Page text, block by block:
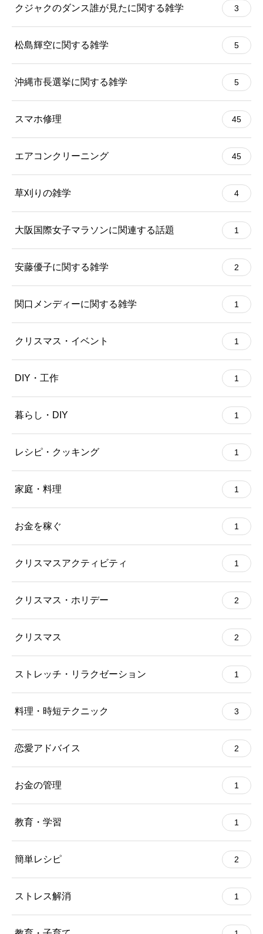
クジャクのダンス誰が見たに関する雑学 3
松島輝空に関する雑学 5
沖縄市長選挙に関する雑学 5
スマホ修理 45
エアコンクリーニング 45
草刈りの雑学 4
大阪国際女子マラソンに関連する話題 1
安藤優子に関する雑学 2
関口メンディーに関する雑学 1
クリスマス・イベント 1
DIY・工作 1
暮らし・DIY 1
レシピ・クッキング 1
家庭・料理 1
お金を稼ぐ 1
クリスマスアクティビティ 1
クリスマス・ホリデー 2
クリスマス 2
ストレッチ・リラクゼーション 1
料理・時短テクニック 3
恋愛アドバイス 2
お金の管理 1
教育・学習 1
簡単レシピ 2
ストレス解消 1